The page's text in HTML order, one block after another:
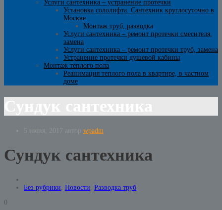
Услуги сантехника – устранение протечки
Установка сололифта. Сантехник круглосуточно в
Москве
Монтаж труб, разводка
Услуги сантехника – ремонт протечки смесителя,
замена
Услуги сантехника – ремонт протечки труб, замена
Устранение протечки душевой кабины
Монтаж теплого пола
Реанимация теплого пола в квартире, в частном
доме
5 июня, 2017 автор wpadm
Сундук сантехника
Без рубрики, Новости, Разводка труб
0